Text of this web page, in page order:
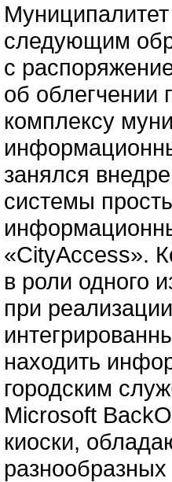
следующим
с
об облегчении
комплексу
занялся
системы
«CityAccess».
в роли одного
при
находить
городским
Microsoft
киоски,